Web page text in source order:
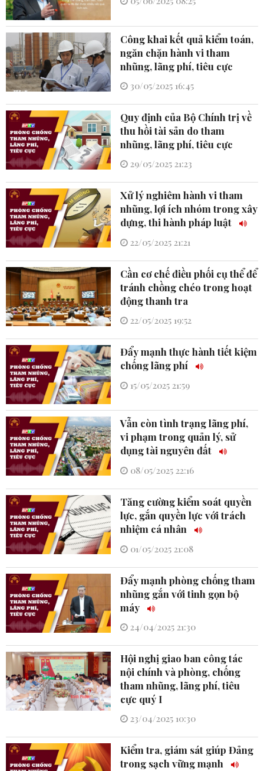
Công khai kết quả kiểm toán,
ngăn chặn hành vi tham
nhũng, lãng phí, tiêu cực
30/05/2025 16:45
Quy định của Bộ Chính trị về
thu hồi tài sản do tham
nhũng, lãng phí, tiêu cực
29/05/2025 21:23
Xử lý nghiêm hành vi tham
nhũng, lợi ích nhóm trong xây
dựng, thi hành pháp luật
22/05/2025 21:21
Cần cơ chế điều phối cụ thể để
tránh chồng chéo trong hoạt
động thanh tra
22/05/2025 19:52
Đẩy mạnh thực hành tiết kiệm
chống lãng phí
15/05/2025 21:59
Vẫn còn tình trạng lãng phí,
vi phạm trong quản lý, sử
dụng tài nguyên đất
08/05/2025 22:16
Tăng cường kiểm soát quyền
lực, gắn quyền lực với trách
nhiệm cá nhân
01/05/2025 21:08
Đẩy mạnh phòng chống tham
nhũng gắn với tinh gọn bộ
máy
24/04/2025 21:30
Hội nghị giao ban công tác
nội chính và phòng, chống
tham nhũng, lãng phí, tiêu
cực quý I
23/04/2025 10:30
Kiểm tra, giám sát giúp Đảng
trong sạch vững mạnh